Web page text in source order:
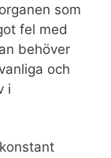
som
fel med
behöver
och
i